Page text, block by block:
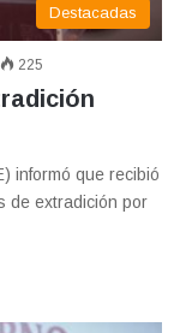
Destacadas
225
informó que recibió
de extradición por